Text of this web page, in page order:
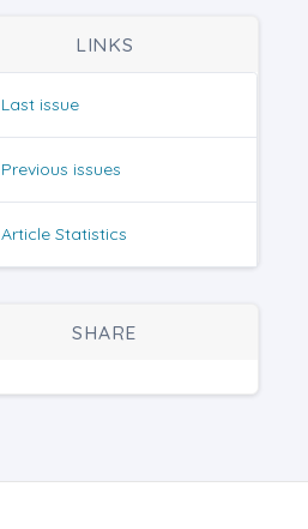
LINKS
Last issue
Previous issues
Article Statistics
SHARE